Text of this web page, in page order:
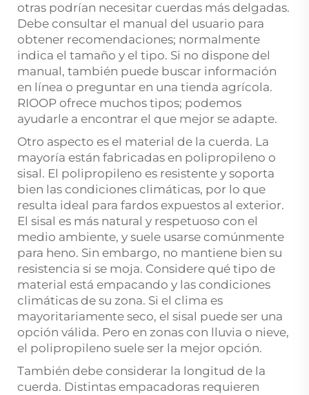
otras podrían necesitar cuerdas más delgadas.
Debe consultar el manual del usuario para
obtener recomendaciones; normalmente
indica el tamaño y el tipo. Si no dispone del
manual, también puede buscar información
en línea o preguntar en una tienda agrícola.
RIOOP ofrece muchos tipos; podemos
ayudarle a encontrar el que mejor se adapte.
Otro aspecto es el material de la cuerda. La
mayoría están fabricadas en polipropileno o
sisal. El polipropileno es resistente y soporta
bien las condiciones climáticas, por lo que
resulta ideal para fardos expuestos al exterior.
El sisal es más natural y respetuoso con el
medio ambiente, y suele usarse comúnmente
para heno. Sin embargo, no mantiene bien su
resistencia si se moja. Considere qué tipo de
material está empacando y las condiciones
climáticas de su zona. Si el clima es
mayoritariamente seco, el sisal puede ser una
opción válida. Pero en zonas con lluvia o nieve,
el polipropileno suele ser la mejor opción.
También debe considerar la longitud de la
cuerda. Distintas empacadoras requieren